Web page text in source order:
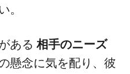
。
ある 相手のニーズ
懸念に気を配り、彼